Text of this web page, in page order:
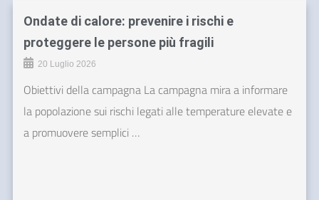
Ondate di calore: prevenire i rischi e
proteggere le persone più fragili
20 Luglio 2026
Obiettivi della campagna La campagna mira a informare
la popolazione sui rischi legati alle temperature elevate e
a promuovere semplici …